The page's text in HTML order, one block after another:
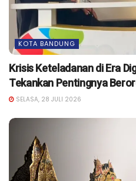
KOTA BANDUNG
Krisis Keteladanan di Era
Tekankan Pentingnya
SELASA, 28 JULI 2026